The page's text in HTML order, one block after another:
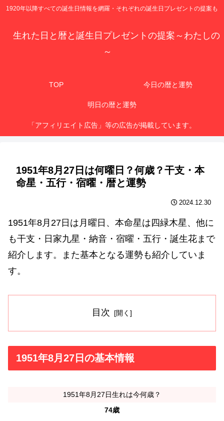
1920年以降すべての誕生日情報を網羅・それぞれの誕生日プレゼントの提案も
生れた日と暦と誕生日プレゼントの提案～わたしの
～
TOP 今日の暦と運勢
明日の暦と運勢
「アフィリエイト広告」等の広告が掲載しています。
1951年8月27日は何曜日？何歳？干支・本
命星・五行・宿曜・暦と運勢
2024.12.30
1951年8月27日は月曜日、本命星は四緑木星、他に
も干支・日家九星・納音・宿曜・五行・誕生花まで
紹介します。また基本となる運勢も紹介していま
す。
目次
1951年8月27日の基本情報
1951年8月27日生れは今何歳？
74歳